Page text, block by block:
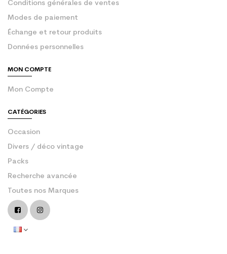
Conditions générales de ventes
Modes de paiement
Échange et retour produits
Données personnelles
MON COMPTE
Mon Compte
CATÉGORIES
Occasion
Divers / déco vintage
Packs
Recherche avancée
Toutes nos Marques